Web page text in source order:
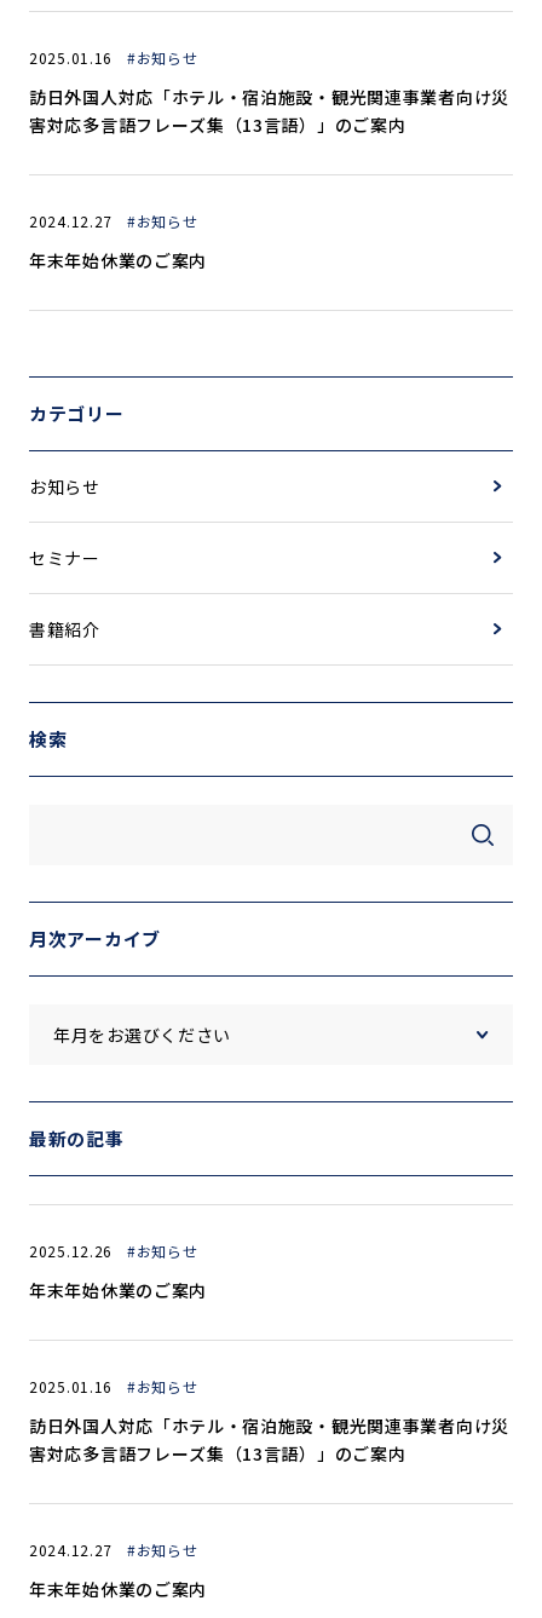
2025.01.16 #お知らせ
訪日外国人対応「ホテル・宿泊施設・観光関連事業者向け災
害対応多言語フレーズ集（13言語）」のご案内
2024.12.27 #お知らせ
年末年始休業のご案内
カテゴリー
お知らせ
セミナー
書籍紹介
検索
月次アーカイブ
最新の記事
2025.12.26 #お知らせ
年末年始休業のご案内
2025.01.16 #お知らせ
訪日外国人対応「ホテル・宿泊施設・観光関連事業者向け災
害対応多言語フレーズ集（13言語）」のご案内
2024.12.27 #お知らせ
年末年始休業のご案内